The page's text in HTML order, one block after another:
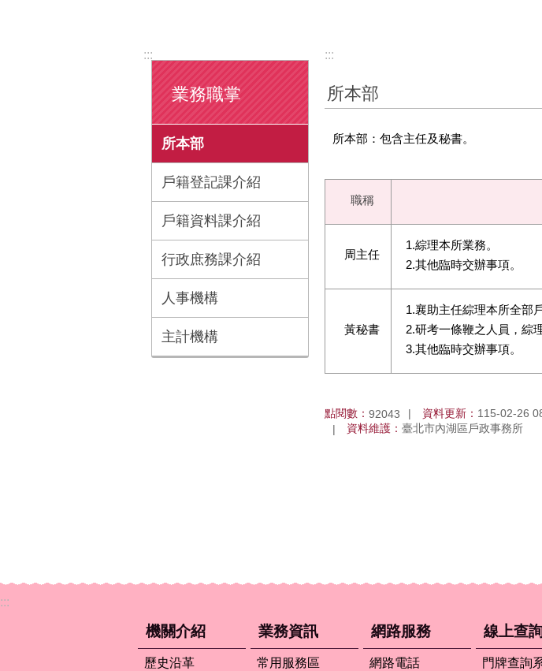
:::
業務職掌
所本部
戶籍登記課介紹
戶籍資料課介紹
行政庶務課介紹
人事機構
主計機構
:::
所本部
所本部：包含主任及秘書。
職稱
周主任
1.綜理本所業務。
2.其他臨時交辦事項。
黃秘書
1.襄助主任綜理本所全部
2.研考一條鞭之人員，綜
3.其他臨時交辦事項。
點閱數： 92043 資料更新： 115-02-26
資料維護： 臺北市內湖區戶政事務所
:::
機關介紹
歷史沿革
業務資訊
常用服務區
網路服務
網路電話
線上查
門牌查詢